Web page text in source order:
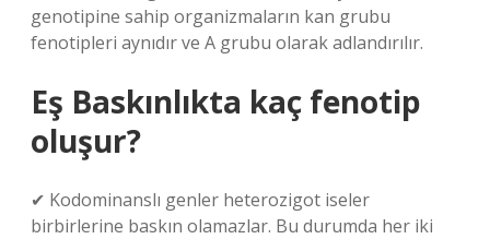
genotipine sahip organizmaların kan grubu
fenotipleri aynıdır ve A grubu olarak adlandırılır.
Eş Baskınlıkta kaç fenotip
oluşur?
✔ Kodominanslı genler heterozigot iseler
birbirlerine baskın olamazlar. Bu durumda her iki